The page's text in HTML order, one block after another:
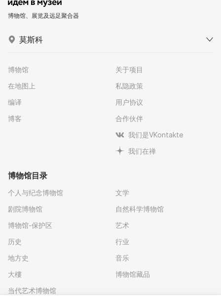
博物馆、展览及远足聚合器
莫斯科
博物馆
在地图上
编译
博客
关于项目
私隐政策
用户协议
合作伙伴
我们是VKontakte
我们在禅
博物馆目录
个人与纪念博物馆
剧院博物馆
博物馆-保护区
历史
地方史
大樓
当代艺术博物馆
文学
自然科学博物馆
艺术
行业
音乐
博物馆藏品